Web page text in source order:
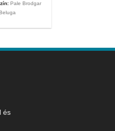
Pale Brodgar
és